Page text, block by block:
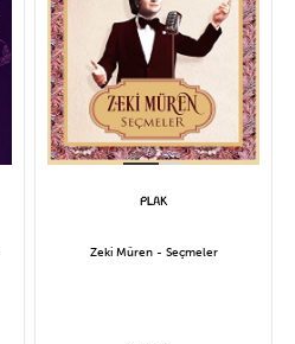
Zeki Müren - Seçmeler